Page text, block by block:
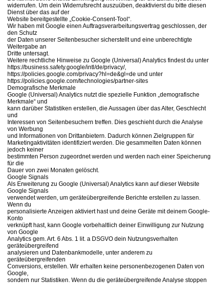
widerrufen. Um dein Widerrufsrecht auszuüben, deaktivierst du bitte diesen
Dienst über das auf der
Website bereitgestellte „Cookie-Consent-Tool“.
Wir haben mit Google einen Auftragsverarbeitungsvertrag geschlossen, der
den Schutz
der Daten unserer Seitenbesucher sicherstellt und eine unberechtigte
Weitergabe an
Dritte untersagt.
Weitere rechtliche Hinweise zu Google (Universal) Analytics findest du unter
https://business.safety.google/intl/de/privacy/,
https://policies.google.com/privacy?hl=de&gl=de und unter
https://policies.google.com/technologies/partner-sites
Demografische Merkmale
Google (Universal) Analytics nutzt die spezielle Funktion „demografische
Merkmale“ und
kann darüber Statistiken erstellen, die Aussagen über das Alter, Geschlecht
und
Interessen von Seitenbesuchern treffen. Dies geschieht durch die Analyse
von Werbung
und Informationen von Drittanbietern. Dadurch können Zielgruppen für
Marketingaktivitäten identifiziert werden. Die gesammelten Daten können
jedoch keiner
bestimmten Person zugeordnet werden und werden nach einer Speicherung
für die
Dauer von zwei Monaten gelöscht.
Google Signals
Als Erweiterung zu Google (Universal) Analytics kann auf dieser Website
Google Signals
verwendet werden, um geräteübergreifende Berichte erstellen zu lassen.
Wenn du
personalisierte Anzeigen aktiviert hast und deine Geräte mit deinem Google-
Konto
verknüpft hast, kann Google vorbehaltlich deiner Einwilligung zur Nutzung
von Google
Analytics gem. Art. 6 Abs. 1 lit. a DSGVO dein Nutzungsverhalten
geräteübergreifend
analysieren und Datenbankmodelle, unter anderem zu
geräteübergreifenden
Conversions, erstellen. Wir erhalten keine personenbezogenen Daten von
Google,
sondern nur Statistiken. Wenn du die geräteübergreifende Analyse stoppen